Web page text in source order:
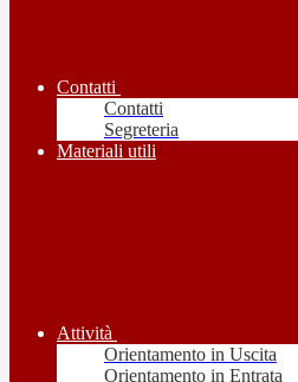
Contatti
Contatti
Segreteria
Materiali utili
Attività
Orientamento in Uscita
Orientamento in Entrata